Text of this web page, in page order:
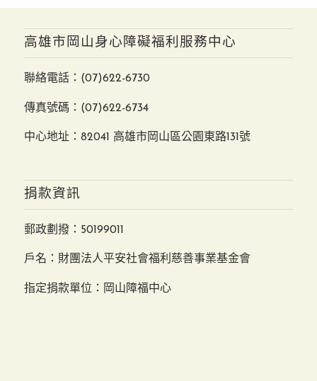
高雄市岡山身心障礙福利服務中心
聯絡電話： (07)622-6730
傳真號碼：(07)622-6734
中心地址：82041 高雄市岡山區公園東路131號
捐款資訊
郵政劃撥：50199011
戶名：財團法人平安社會福利慈善事業基金會
指定捐款單位：岡山障福中心